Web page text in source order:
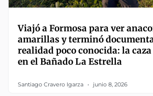
Viajó a Formosa para ver
amarillas y terminó
realidad poco conocida: la
en el Bañado La Estrella
Santiago Cravero Igarza junio 8, 2026